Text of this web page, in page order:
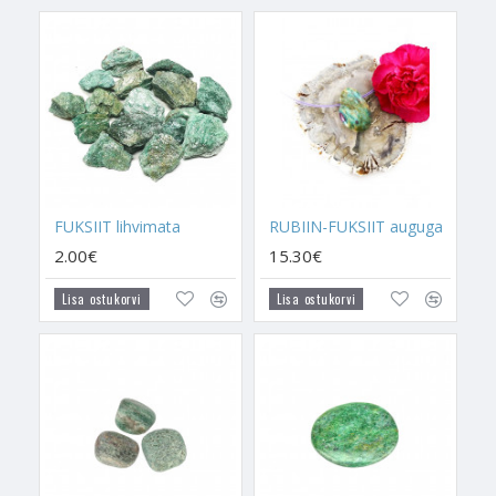
toimuda või kanna seda kaasas, kui soovid veelgi
Hoidke Fuksiiti kodu Idapoolses piirkonnas, et tuua sinna
positiivset energiat perekonna tervise jaoks. Fuksiiti võib koos
hoida samal eesmärgil toimetavate kristallidega, mille te
näiteks olete eelnevalt viinud Idasse tervise edendamiseks.
Fuksiiti võib hoidaAaloe
taime peal, et Aaloe tooks majja
Kurgutšakrakohal
aitab selle kandjale tuua järgmist:
Fuksiit aitab tervendada Südametšakrat ehk võtta ära
igatsusvalu, kui oled juba oma Kaksikleegiga kohtunud ja teie
seda eemaldada, tuues armastuseõnne. Kui sa ei ole veel
kohtunud enda Kaksikleegiga, siis Fuksiit on üks parimaid
kristalle, mis aitab Südametšakra Kaksikleegiga ühendusse viia
FUKSIIT lihvimata
2.00€
Lisa ostukorvi
RUBIIN-FUKSIIT auguga
15.30€
Lisa ostukorvi